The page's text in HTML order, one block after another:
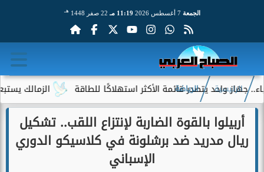
الجمعة 7 أغسطس 2026 11:19 مـ 22 صفر 1448 هـ
الزمالك يستبعد 4 لاعبين شباب من حساباته في الموسم الجديد يتصدر قائمة الأكثر استهلاكًا للطاقة
الرئيسية الرياضة
أربيلوا بالقوة الضاربة لإنتزاع اللقب.. تشكيل
ريال مدريد ضد برشلونة في كلاسيكو الدوري
الإسباني